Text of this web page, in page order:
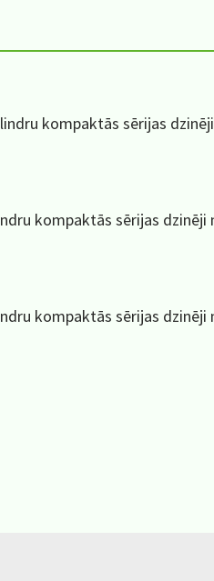
kompaktās sērijas
kompaktās sērijas
kompaktās sērijas